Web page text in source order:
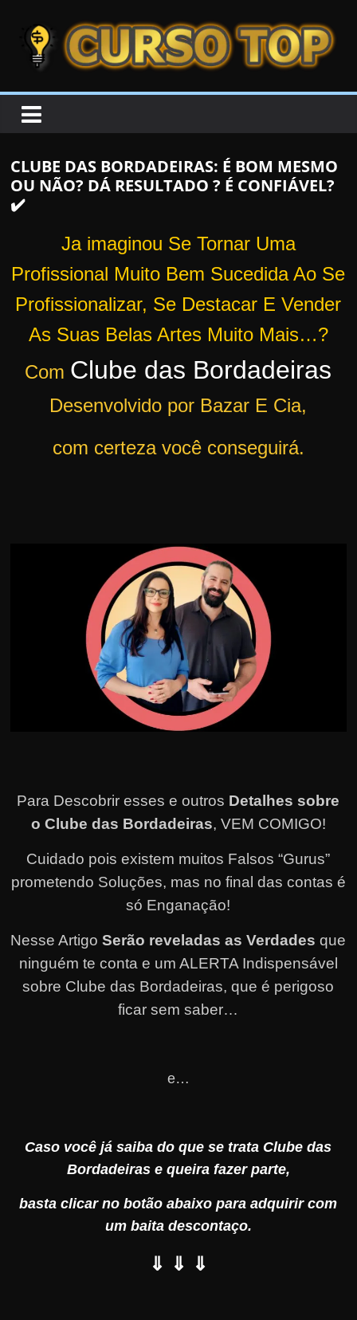
CURSOTOP
s
e
l
r
e
s
CLUBE DAS BORDADEIRAS: É BOM MESMO
OU NÃO? DÁ RESULTADO ? É CONFIÁVEL?
✔️
Ja imaginou Se Tornar Uma
Profissional Muito Bem Sucedida Ao Se
Profissionalizar, Se Destacar E Vender
As Suas Belas Artes Muito Mais…?
Com Clube das Bordadeiras
Desenvolvido por Bazar E Cia,
com certeza você conseguirá.
Para Descobrir esses e outros Detalhes sobre
o Clube das Bordadeiras, VEM COMIGO!
Cuidado pois existem muitos Falsos “Gurus”
prometendo Soluções, mas no final das contas é
só Enganação!
Nesse ArtigoSerão reveladas as Verdades que
ninguém te conta e um ALERTA Indispensável
sobre Clube das Bordadeiras, que é perigoso
ficar sem saber…
e…
Caso você já saiba do que se trata Clube das
Bordadeiras e queira fazer parte,
basta clicar no botão abaixo para adquirir com
um baita descontaço.
⇓ ⇓ ⇓